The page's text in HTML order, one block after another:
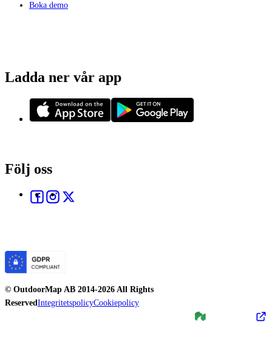
Boka demo
Ladda ner vår app
Följ oss
© OutdoorMap AB 2014-2026 All Rights
ReservedIntegritetspolicyCookiepolicy